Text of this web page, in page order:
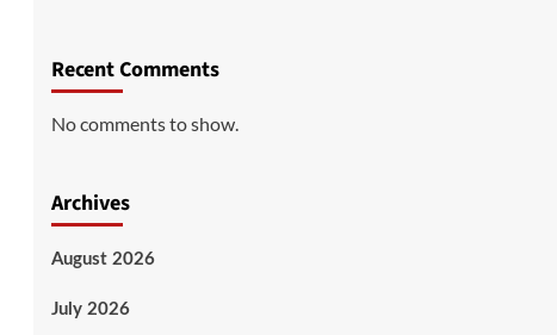
Recent Comments
No comments to show.
Archives
August 2026
July 2026